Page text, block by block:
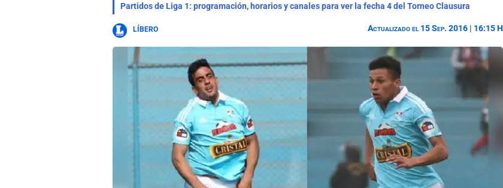
Partidos de Liga 1: programación, horarios y canales para ver la fecha 4 del Torneo Clausura
LÍBERO Actualizado el 15 Sep. 2016 | 16:15 H